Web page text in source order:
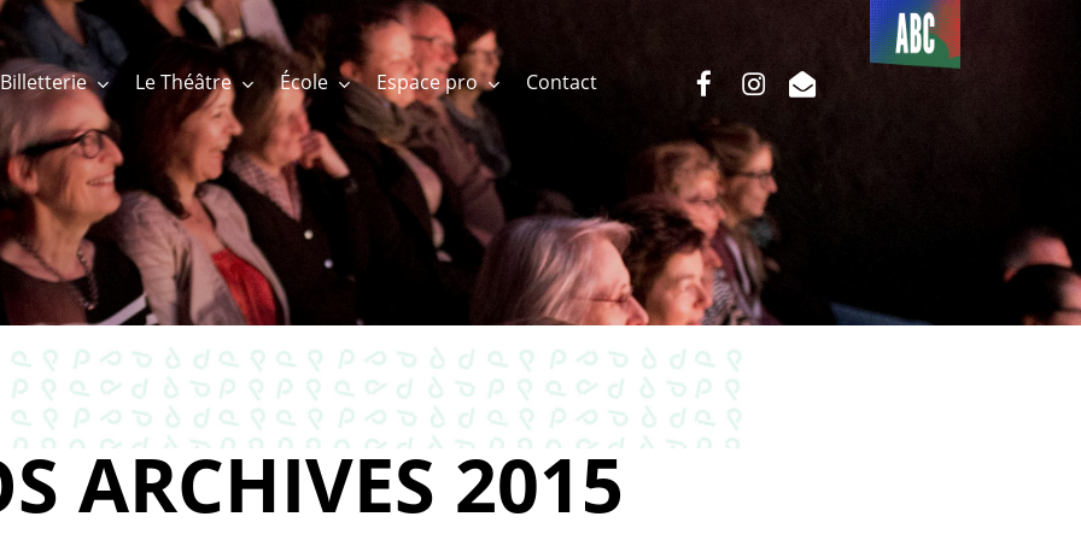
Billetterie Le Théâtre École Espace pro Contact
Du côté
de l’ABC
facebookinstagram
email
ARCHIVES 2015